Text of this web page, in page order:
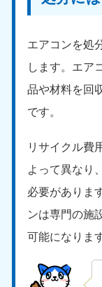
エアコンを処
します。エア
品や材料を回
です。
リサイクル費
よって異なり
必要がありま
ンは専門の施
可能になりま